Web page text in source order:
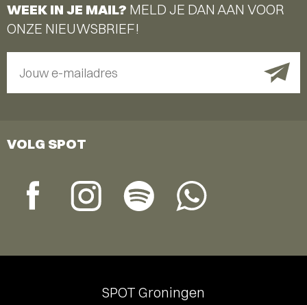
WEEK IN JE MAIL? MELD JE DAN AAN VOOR
ONZE NIEUWSBRIEF!
Jouw e-mailadres
VOLG SPOT
SPOT Groningen